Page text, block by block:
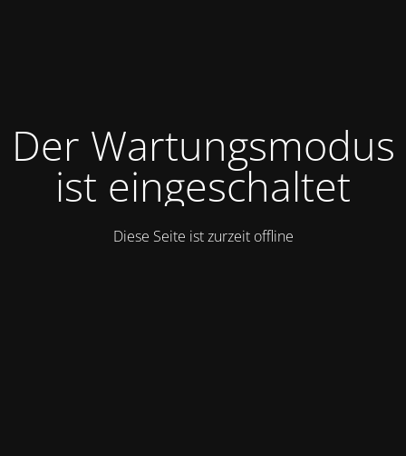
Der Wartungsmodus
ist eingeschaltet
Diese Seite ist zurzeit offline